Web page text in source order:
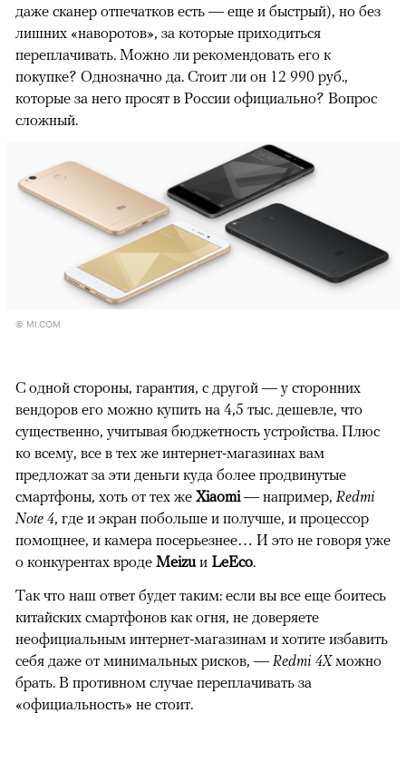
даже сканер отпечатков есть — еще и быстрый), но без
лишних «наворотов», за которые приходиться
переплачивать. Можно ли рекомендовать его к
покупке? Однозначно да. Стоит ли он 12 990 руб.,
которые за него просят в России официально? Вопрос
сложный.
© MI.COM
С одной стороны, гарантия, с другой — у сторонних
вендоров его можно купить на 4,5 тыс. дешевле, что
существенно, учитывая бюджетность устройства. Плюс
ко всему, все в тех же интернет-магазинах вам
предложат за эти деньги куда более продвинутые
смартфоны, хоть от тех же Xiaomi — например, Redmi
Note 4, где и экран побольше и получше, и процессор
помощнее, и камера посерьезнее… И это не говоря уже
о конкурентах вроде Meizuи LeEco.
Так что наш ответ будет таким: если вы все еще боитесь
китайских смартфонов как огня, не доверяете
неофициальным интернет-магазинам и хотите избавить
себя даже от минимальных рисков, — Redmi 4Xможно
брать. В противном случае переплачивать за
«официальность» не стоит.